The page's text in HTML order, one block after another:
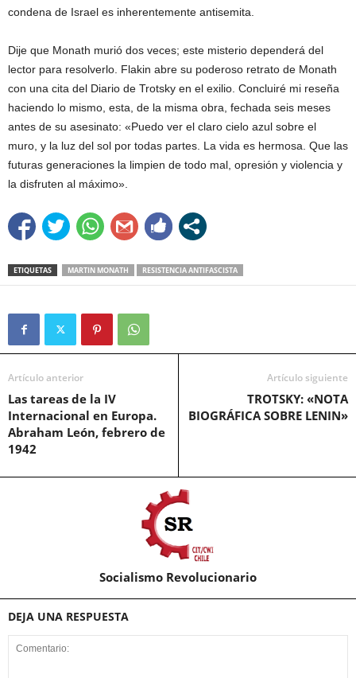
condena de Israel es inherentemente antisemita.
Dije que Monath murió dos veces; este misterio dependerá del
lector para resolverlo. Flakin abre su poderoso retrato de Monath
con una cita del Diario de Trotsky en el exilio. Concluiré mi reseña
haciendo lo mismo, esta, de la misma obra, fechada seis meses
antes de su asesinato: «Puedo ver el claro cielo azul sobre el
muro, y la luz del sol por todas partes. La vida es hermosa. Que las
futuras generaciones la limpien de todo mal, opresión y violencia y
la disfruten al máximo».
ETIQUETAS MARTIN MONATH RESISTENCIA ANTIFASCISTA
Artículo anterior
Las tareas de la IV
Internacional en Europa.
Abraham León, febrero de
1942
Artículo siguiente
TROTSKY: «NOTA
BIOGRÁFICA SOBRE LENIN»
Socialismo Revolucionario
DEJA UNA RESPUESTA